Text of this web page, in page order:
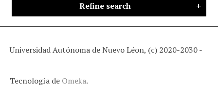
Refine search
Universidad Autónoma de Nuevo Léon, (c) 2020-2030 -
Tecnología de Omeka.